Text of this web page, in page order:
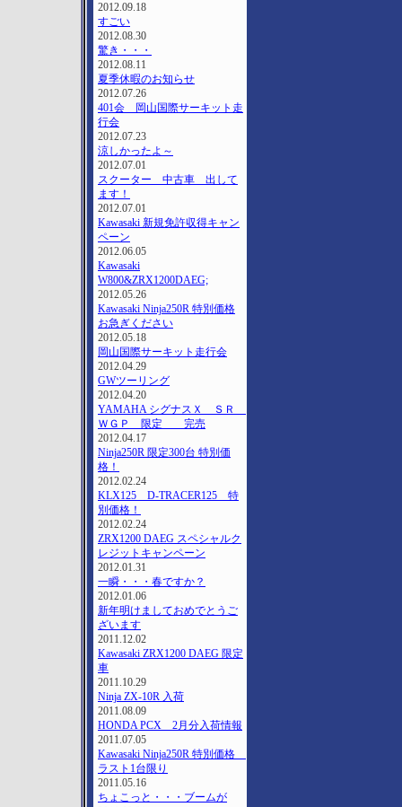
2012.09.18
すごい
2012.08.30
驚き・・・
2012.08.11
夏季休暇のお知らせ
2012.07.26
401会 岡山国際サーキット走
行会
2012.07.23
涼しかったよ～
2012.07.01
スクーター 中古車 出して
ます！
2012.07.01
Kawasaki 新規免許収得キャン
ペーン
2012.06.05
Kawasaki
W800&ZRX1200DAEG;
2012.05.26
Kawasaki Ninja250R 特別価格
お急ぎください
2012.05.18
岡山国際サーキット走行会
2012.04.29
GWツーリング
2012.04.20
YAMAHA シグナスＸ ＳＲ
ＷＧＰ 限定 完売
2012.04.17
Ninja250R 限定300台 特別価
格！
2012.02.24
KLX125 D-TRACER125 特
別価格！
2012.02.24
ZRX1200 DAEG スペシャルク
レジットキャンペーン
2012.01.31
一瞬・・・春ですか？
2012.01.06
新年明けましておめでとうご
ざいます
2011.12.02
Kawasaki ZRX1200 DAEG 限定
車
2011.10.29
Ninja ZX-10R 入荷
2011.08.09
HONDA PCX 2月分入荷情報
2011.07.05
Kawasaki Ninja250R 特別価格
ラスト1台限り
2011.05.16
ちょこっと・・・ブームが